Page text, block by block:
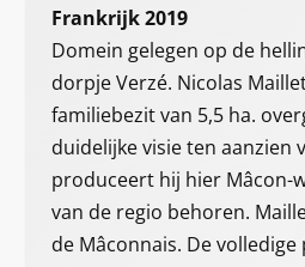
Frankrijk 2019
Domein gelegen op de
dorpje Verzé. Nicolas
familiebezit van 5,5 ha.
duidelijke visie ten aanzien
produceert hij hier Mâcon-
van de regio behoren.
de Mâconnais. De